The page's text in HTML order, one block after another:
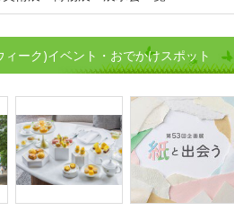
ーク)イベント・おでかけスポット